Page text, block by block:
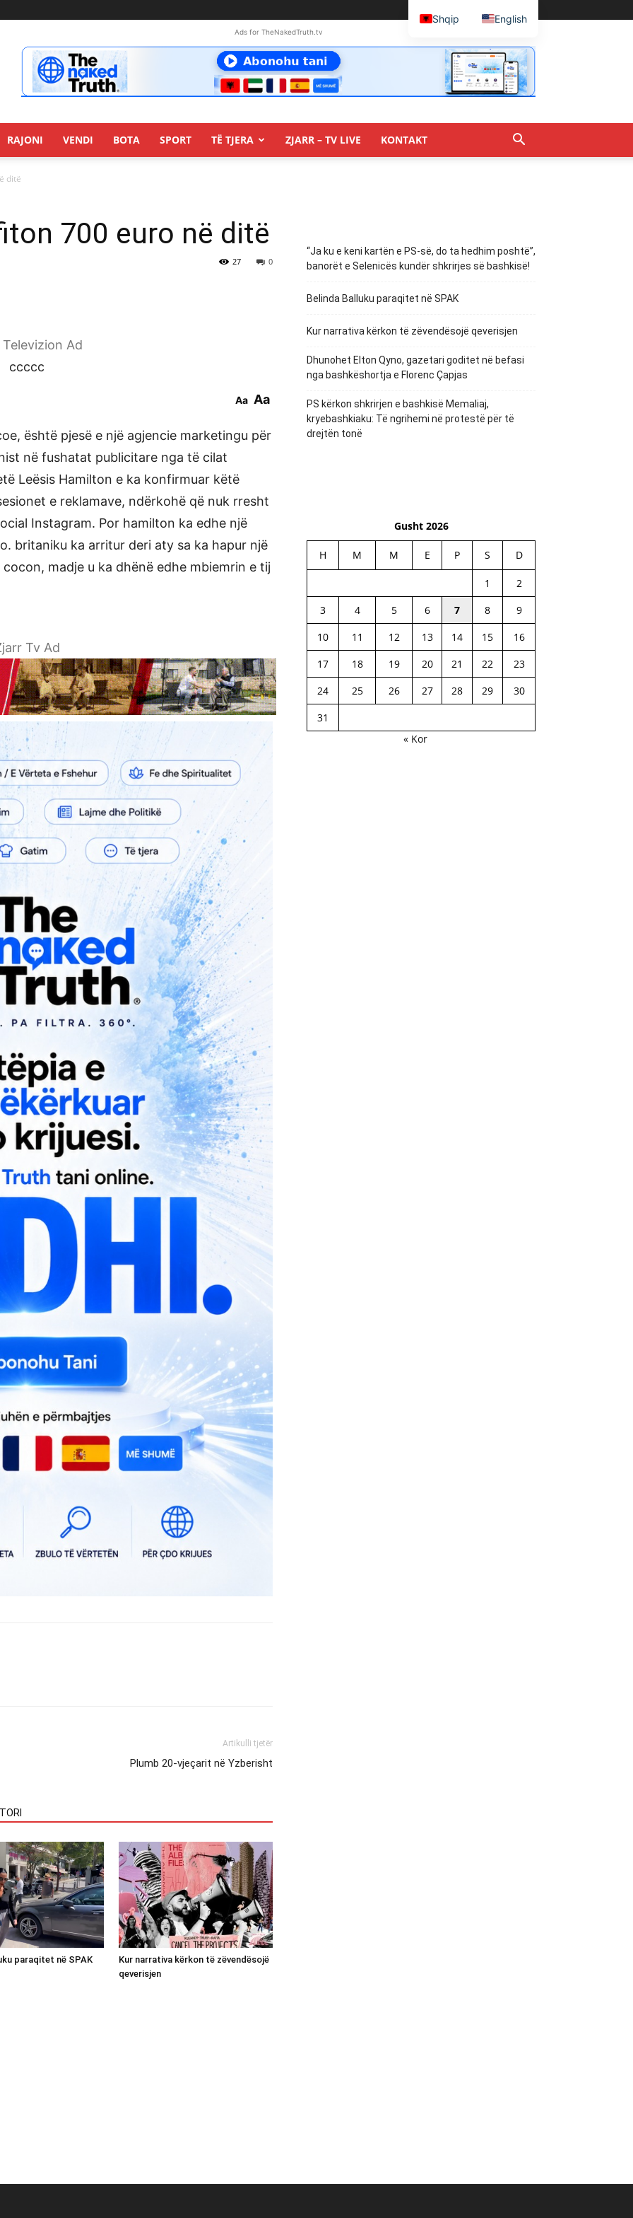
Ads for TheNakedTruth.tv
RAJONI VENDI BOTA SPORT TË TJERA ZJARR – TV LIVE KONTAKT
ditë
700 euro në ditë
0
27
Ad
ccccc
Aa Aa
është pjesë e një agjencie marketingu për
në fushatat publicitare nga të cilat
Leësis Hamilton e ka konfirmuar këtë
e reklamave, ndërkohë që nuk rresht
Instagram. Por hamilton ka edhe një
britaniku ka arritur deri aty sa ka hapur një
madje u ka dhënë edhe mbiemrin e tij
Tv Ad
Artikulli tjetër
Plumb 20-vjeçarit në Yzberisht
paraqitet në SPAK
Kur narrativa kërkon të zëvendësojë
qeverisjen
“Ja ku e keni kartën e PS-së, do ta hedhim poshtë”,
banorët e Selenicës kundër shkrirjes së bashkisë!
Belinda Balluku paraqitet në SPAK
Kur narrativa kërkon të zëvendësojë qeverisjen
Dhunohet Elton Qyno, gazetari goditet në befasi
nga bashkëshortja e Florenc Çapjas
PS kërkon shkrirjen e bashkisë Memaliaj,
kryebashkiaku: Të ngrihemi në protestë për të
drejtën tonë
Gusht 2026
H M M E P S D
1
2
3
4 5 6 7 8
9
10
11 12 13 14 15
16
17
18 19 20 21 22
23
24
25 26 27 28 29
30
31
« Kor
Shqip English